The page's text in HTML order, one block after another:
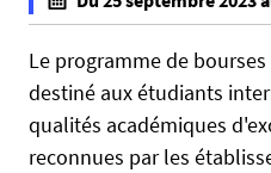
f
a
l
Le programme de bourses
destiné aux étudiants
qualités académiques
reconnues par les